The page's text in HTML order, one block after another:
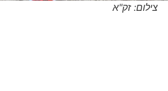
צילום: זק"א